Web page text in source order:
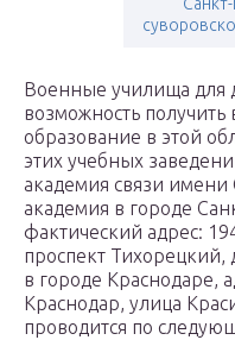
Военные училища для
возможность
образование в этой
этих учебных
академия связи имени
академия в городе
фактический адрес:
проспект
в городе Краснодаре,
Краснодар, улица
проводится по